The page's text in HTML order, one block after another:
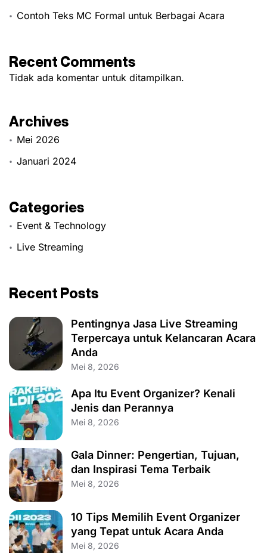
Contoh Teks MC Formal untuk Berbagai Acara
Recent Comments
Tidak ada komentar untuk ditampilkan.
Archives
Mei 2026
Januari 2024
Categories
Event & Technology
Live Streaming
Recent Posts
Pentingnya Jasa Live Streaming
Terpercaya untuk Kelancaran Acara
Anda
Mei 8, 2026
Apa Itu Event Organizer? Kenali
Jenis dan Perannya
Mei 8, 2026
Gala Dinner: Pengertian, Tujuan,
dan Inspirasi Tema Terbaik
Mei 8, 2026
10 Tips Memilih Event Organizer
yang Tepat untuk Acara Anda
Mei 8, 2026